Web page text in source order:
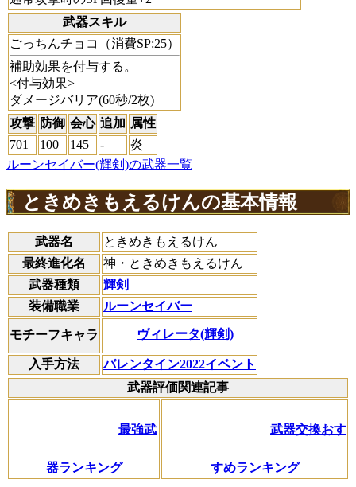
武器スキル
ごっちんチョコ（消費SP:25）
補助効果を付与する。
<付与効果>
ダメージバリア(60秒/2枚)
攻撃 防御 会心 追加 属性
701
100 145 -
炎
ルーンセイバー(輝剣)の武器一覧
ときめきもえるけんの基本情報
武器名
ときめきもえるけん
最終進化名
神・ときめきもえるけん
武器種類
輝剣
装備職業
ルーンセイバー
モチーフキャラ ヴィレータ(輝剣)
入手方法
バレンタイン2022イベント
武器評価関連記事
最強武
器ランキング
武器交換おす
すめランキング